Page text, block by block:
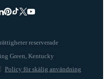
reserverade
Policy för skälig användning